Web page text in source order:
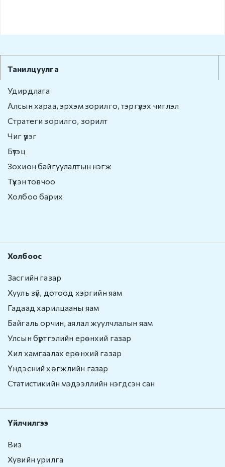
Танилцуулга
Удирдлага
Алсын хараа, эрхэм зорилго, тэргүүлэх чиглэл
Стратеги зорилго, зорилт
Чиг үүрэг
Бүтэц
Зохион байгуулалтын нэгж
Түүхэн товчоо
Холбоо барих
Холбоос
Засгийн газар
Хууль зүй, дотоод хэргийн яам
Гадаад харилцааны яам
Байгаль орчин, аялал жуулчлалын яам
Улсын бүртгэлийн ерөнхий газар
Хил хамгаалах ерөнхий газар
Үндэсний хөгжлийн газар
Статистикийн мэдээллийн нэгдсэн сан
Үйлчилгээ
Виз
Хувийн урилга